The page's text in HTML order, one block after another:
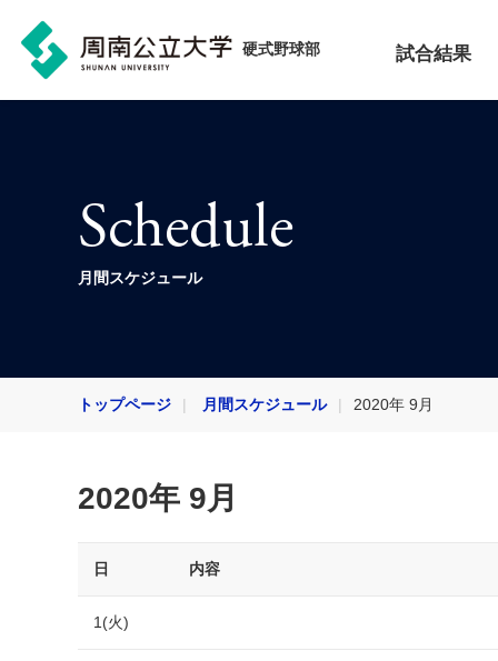
硬式野球部 試合結果
Schedule
月間スケジュール
トップページ 月間スケジュール 2020年 9月
2020年 9月
日 内容
1(火)